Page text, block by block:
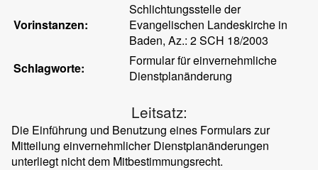
Vorinstanzen:
Schlichtungsstelle der
Evangelischen Landeskirche in
Baden, Az.: 2 SCH 18/2003
Schlagworte:
Formular für einvernehmliche
Dienstplanänderung
Leitsatz:
Die Einführung und Benutzung eines Formulars zur
Mitteilung einvernehmlicher Dienstplanänderungen
unterliegt nicht dem Mitbestimmungsrecht.